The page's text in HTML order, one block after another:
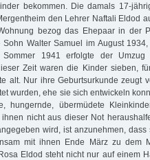
bekommen. Die damals 17-
den Lehrer Naftali Eldod
bezog das Ehepaar in der
Walter Samuel im August
1941 erfolgte der Umzug
Zeit waren die Kinder sieben,
alt. Nur ihre Geburtsurkunde zeugt
wurden, ehe sie sich entwickeln
hungernde, übermüdete
nicht aus dieser Not
wird, ist anzunehmen,
mit ihnen Ende März zu dem
Eldod steht nicht nur auf einem